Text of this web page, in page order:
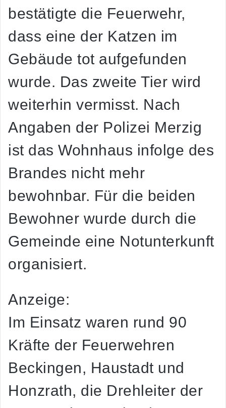
bestätigte die Feuerwehr,
dass eine der Katzen im
Gebäude tot aufgefunden
wurde. Das zweite Tier wird
weiterhin vermisst. Nach
Angaben der Polizei Merzig
ist das Wohnhaus infolge des
Brandes nicht mehr
bewohnbar. Für die beiden
Bewohner wurde durch die
Gemeinde eine Notunterkunft
organisiert.
Anzeige:
Im Einsatz waren rund 90
Kräfte der Feuerwehren
Beckingen, Haustadt und
Honzrath, die Drehleiter der